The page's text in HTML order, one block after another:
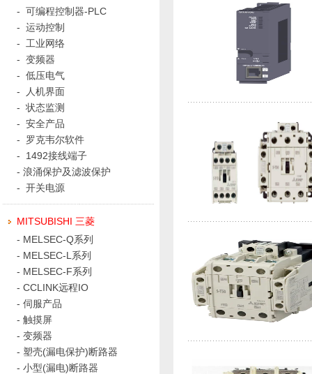
- 可编程控制器-PLC
- 运动控制
-
工业网络
- 变频器
- 低压电气
-
人机界面
- 状态监测
- 安全产品
-
罗克韦尔软件
-
1492接线端子
- 浪涌保护及滤波保护
- 开关电源
MITSUBISHI 三菱
- MELSEC-Q系列
- MELSEC-L系列
- MELSEC-F系列
- CCLINK远程IO
- 伺服产品
- 触摸屏
- 变频器
- 塑壳(漏电保护)断路器
- 小型(漏电)断路器